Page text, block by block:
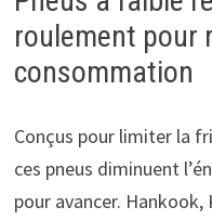
roulement pour
consommation
Conçus pour limiter la
ces pneus diminuent
pour avancer.